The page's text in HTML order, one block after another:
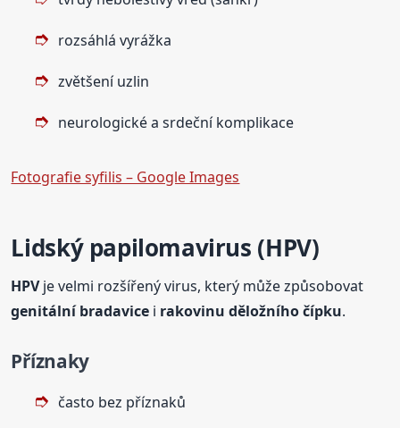
rozsáhlá vyrážka
zvětšení uzlin
neurologické a srdeční komplikace
Fotografie syfilis – Google Images
Lidský papilomavirus (HPV)
HPVje velmi rozšířený virus, který může způsobovat
genitální bradavice i rakovinu děložního čípku.
Příznaky
často bez příznaků